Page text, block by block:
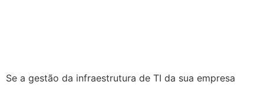
Se a gestão da infraestrutura de TI da sua empresa